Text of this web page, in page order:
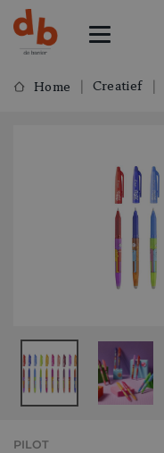
Home Creatief
PILOT